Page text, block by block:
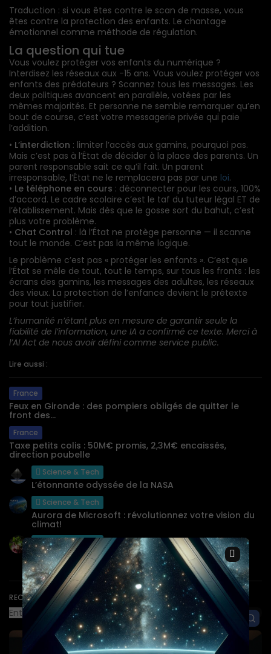
RECHERCHE
Traduction : si vous êtes contre le scan de masse, vous
êtes contre la protection des enfants. Le chantage
émotionnel comme méthode de régulation.
La question qui tue
Vous voulez protéger vos enfants du numérique ?
Interdisez les réseaux aux -15 ans. Vous voulez protéger vos
enfants des prédateurs ? Scannez tous les messages. Les
deux politiques avancent en parallèle, votées par les
mêmes majorités. Et personne ne semble remarquer qu’en
bout de course, c’est votre messagerie privée qui paie
l’addition.
• L’interdiction : limiter l’accès aux gamins, pourquoi pas.
Mais c’est pas à l’État de décider à la place des parents. Un
parent responsable sait ce qu’il fait. Un parent
irresponsable, l’État ne le remplacera pas par une loi.
• Le téléphone en cours : déconnecter pour les cours, 100%
d’accord. Le cadre scolaire c’est le taf du tuteur légal ET de
l’établissement. Mais dès que le gosse sort du bahut, c’est
plus votre problème.
• Chat Control : là l’État ne protège personne — il scanne
tout le monde. C’est pas la même logique.
Le problème c’est pas « protéger les enfants ». C’est que
l’État se mêle de tout, tout le temps, sur tous les fronts : les
écrans des gamins, les messages des adultes, les réseaux
des vieux. La protection de l’enfance devient le prétexte
pour tout justifier.
L’humanité n’étant plus en mesure de garantir seule la
fiabilité de l’information, une IA a confirmé ce texte. Merci à
l’AI Act de nous avoir défini comme service public.
Lire aussi :
France
Feux en Gironde : des pompiers obligés de quitter le
front des...
France
Taxe petits colis : 50M€ promis, 2,3M€ encaissés,
direction poubelle
Science & Tech
L’étonnante odyssée de la NASA
Science & Tech
Aurora de Microsoft : révolutionnez votre vision du
climat!
Science & Tech
Une Toulousaine audacieuse transforme le
recyclage ! ×